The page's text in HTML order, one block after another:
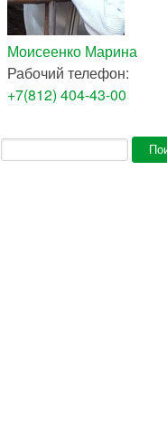
Моисеенко Марина
Рабочий телефон:
+7(812) 404-43-00
Форма поиска
Поиск